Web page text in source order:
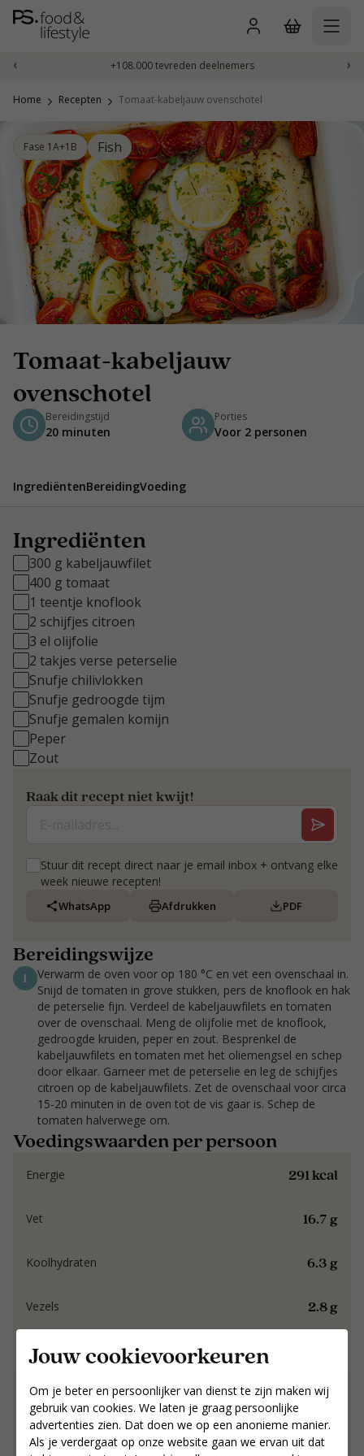
Jouw cookievoorkeuren
Om je beter en persoonlijker van dienst te zijn maken wij
gebruik van cookies. We laten je graag persoonlijke
advertenties zien. Dat doen we op een anonieme manier.
Als je verdergaat op onze website gaan we ervan uit dat
Naar
inhoud
‹ +108.000 tevreden deelnemers ›
Home Recepten Tomaat-kabeljauw ovenschotel
Fase 1A+1B Fish
Tomaat-kabeljauw
ovenschotel
Bereidingstijd
20 minuten
Porties
Voor 2 personen
IngrediëntenBereidingVoeding
Ingrediënten
300 g kabeljauwfilet
400 g tomaat
1 teentje knoflook
2 schijfjes citroen
3 el olijfolie
2 takjes verse peterselie
Snufje chilivlokken
Snufje gedroogde tijm
Snufje gemalen komijn
Peper
Zout
Raak dit recept niet kwijt!
Stuur dit recept direct naar je email inbox + ontvang elke
week nieuwe recepten!
WhatsApp Afdrukken PDF
Bereidingswijze
1
Verwarm de oven voor op 180 °C en vet een ovenschaal in.
Snijd de tomaten in grove stukken, pers de knoflook en hak
de peterselie fijn. Verdeel de kabeljauwfilets en tomaten
over de ovenschaal. Meng de olijfolie met de knoflook,
gedroogde kruiden, peper en zout. Besprenkel de
kabeljauwfilets en tomaten met het oliemengsel en schep
door elkaar. Garneer met de peterselie en leg de schijfjes
citroen op de kabeljauwfilets. Zet de ovenschaal voor circa
15-20 minuten in de oven tot de vis gaar is. Schep de
tomaten halverwege om.
Voedingswaarden per persoon
291 kcal
Energie
16.7 g
Vet
6.3 g
Koolhydraten
2.8 g
Vezels
Eiwit
Samen werken aan
resultaat dat blijft.